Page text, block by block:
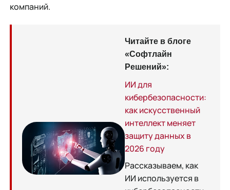
компаний.
Читайте в блоге
«Софтлайн
Решений»:
ИИ для
кибербезопасности:
как искусственный
интеллект меняет
защиту данных в
2026 году
Рассказываем, как
ИИ используется в